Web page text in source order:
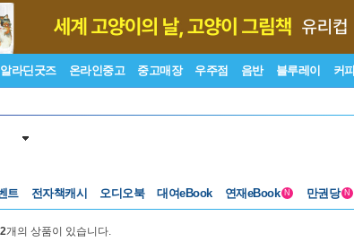
알라딘굿즈 온라인중고 중고매장 우주점 음반 블루레이 커피
트 전자책캐시 오디오북 대여eBook 연재eBook N 만권당 N
개의 상품이 있습니다.